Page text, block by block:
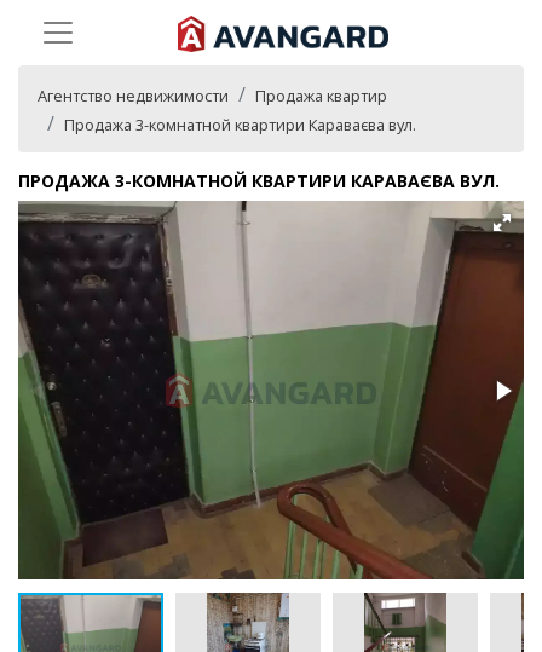
Агентство недвижимости
Продажа квартир
Продажа 3-комнатной квартири Караваєва вул.
ПРОДАЖА 3-КОМНАТНОЙ КВАРТИРИ КАРАВАЄВА ВУЛ.